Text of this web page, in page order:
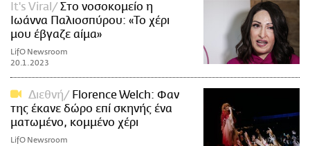
It's Viral
Στο νοσοκομείο η
Ιωάννα Παλιοσπύρου: «Το χέρι
μου έβγαζε αίμα»
LifO Newsroom
20.1.2023
Διεθνή
Florence Welch: Φαν
της έκανε δώρο επί σκηνής ένα
ματωμένο, κομμένο χέρι
LifO Newsroom